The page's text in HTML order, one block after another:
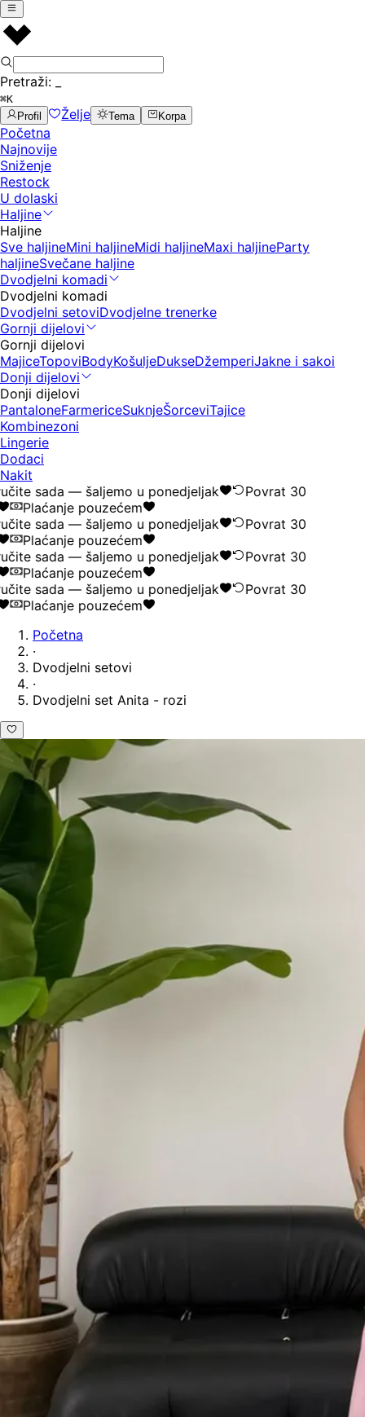
Pretraži:
⌘K
Profil
Želje Tema Korpa
Početna
Najnovije
Sniženje
Restock
U dolaski
Haljine
Haljine
Sve haljineMini haljineMidi haljineMaxi haljineParty
haljineSvečane haljine
Dvodjelni komadi
Dvodjelni komadi
Dvodjelni setoviDvodjelne trenerke
Gornji dijelovi
Gornji dijelovi
MajiceTopoviBodyKošuljeDukseDžemperiJakne i sakoi
Donji dijelovi
Donji dijelovi
PantaloneFarmericeSuknjeŠorceviTajice
Kombinezoni
Lingerie
Dodaci
Nakit
sada — šaljemo u ponedjeljak
Povrat 30
Plaćanje pouzećem
sada — šaljemo u ponedjeljak
Povrat 30
Plaćanje pouzećem
sada — šaljemo u ponedjeljak
Povrat 30
Plaćanje pouzećem
sada — šaljemo u ponedjeljak
Povrat 30
Plaćanje pouzećem
Početna
·
Dvodjelni setovi
·
Dvodjelni set Anita - rozi